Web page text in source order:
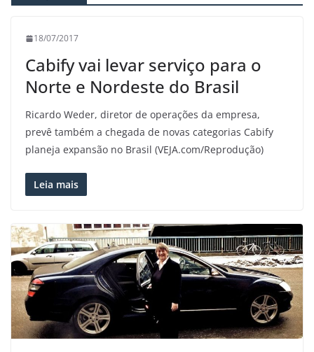
18/07/2017
Cabify vai levar serviço para o
Norte e Nordeste do Brasil
Ricardo Weder, diretor de operações da empresa,
prevê também a chegada de novas categorias Cabify
planeja expansão no Brasil (VEJA.com/Reprodução)
Leia mais